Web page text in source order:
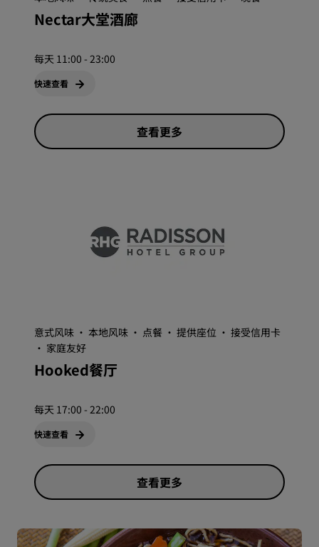
Nectar大堂酒廊
每天 11:00 - 23:00
快速查看
查看更多
意式风味 · 本地风味 · 点餐 · 提供座位 · 接受信用卡
· 家庭友好
Hooked餐厅
每天 17:00 - 22:00
快速查看
查看更多